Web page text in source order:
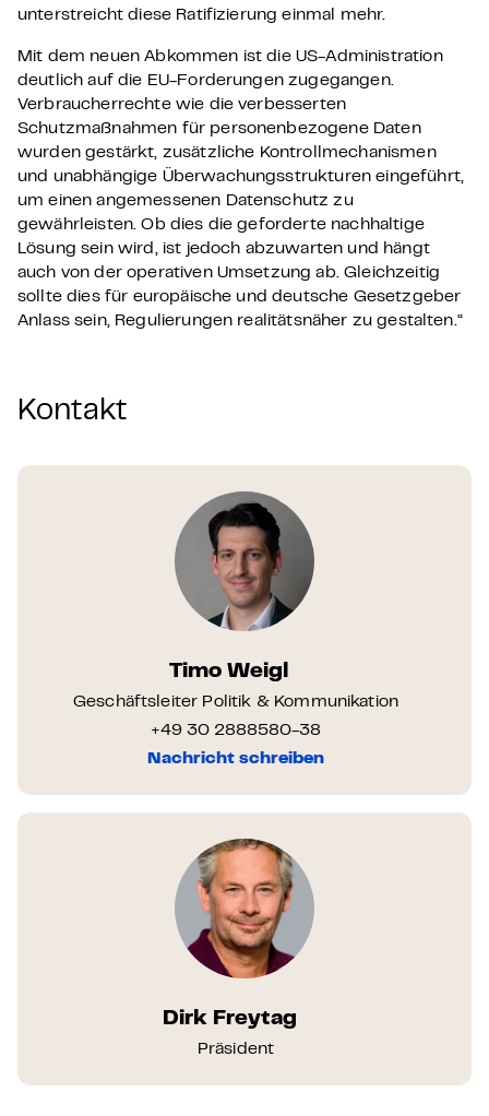
unterstreicht diese Ratifizierung einmal mehr.
Mit dem neuen Abkommen ist die US-Administration
deutlich auf die EU-Forderungen zugegangen.
Verbraucherrechte wie die verbesserten
Schutzmaßnahmen für personenbezogene Daten
wurden gestärkt, zusätzliche Kontrollmechanismen
und unabhängige Überwachungsstrukturen eingeführt,
um einen angemessenen Datenschutz zu
gewährleisten. Ob dies die geforderte nachhaltige
Lösung sein wird, ist jedoch abzuwarten und hängt
auch von der operativen Umsetzung ab. Gleichzeitig
sollte dies für europäische und deutsche Gesetzgeber
Anlass sein, Regulierungen realitätsnäher zu gestalten.“
Kontakt
Timo Weigl
Geschäftsleiter Politik & Kommunikation
+49 30 2888580-38
Nachricht schreiben
Dirk Freytag
Präsident